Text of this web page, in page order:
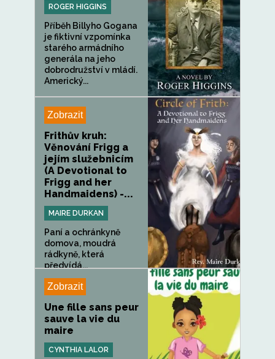
ROGER HIGGINS
Příběh Billyho Gogana
je fiktivní vzpomínka
starého armádního
generála na jeho
dobrodružství v mládí.
Americký...
Zobrazit
Frithův kruh:
Věnování Frigg a
jejím služebnicím
(A Devotional to
Frigg and her
Handmaidens) -...
MAIRE DURKAN
Paní a ochránkyně
domova, moudrá
rádkyně, která
předvídá...
Zobrazit
Une fille sans peur
sauve la vie du
maire
CYNTHIA LALOR